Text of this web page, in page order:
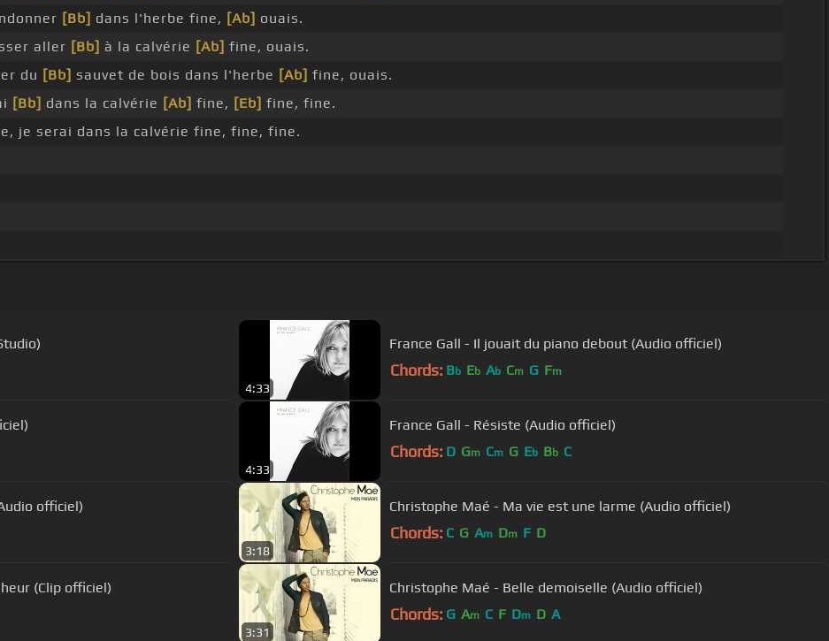
[Bb] dans l'herbe fine, [Ab] ouais.
aller [Bb] à la calvérie [Ab] fine, ouais.
du [Bb] sauvet de bois dans l'herbe [Ab] fine, ouais.
[Bb] dans la calvérie [Ab] fine, [Eb] fine, fine.
je serai dans la calvérie fine, fine, fine.
4:33
France Gall - Il jouait du piano debout (Audio officiel)
Chords: Bb Eb Ab Cm G Fm
4:33
France Gall - Résiste (Audio officiel)
Chords: D Gm Cm G Eb Bb C
officiel)
3:18
Christophe Maé - Ma vie est une larme (Audio officiel)
Chords: C G Am Dm F D
(Clip officiel)
3:31
Christophe Maé - Belle demoiselle (Audio officiel)
Chords: G Am C F Dm D A